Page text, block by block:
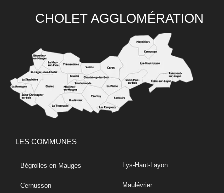
CHOLET AGGLOMÉRATION
LES COMMUNES
Bégrolles-en-Mauges
Cernusson
Lys-Haut-Layon
Maulévrier